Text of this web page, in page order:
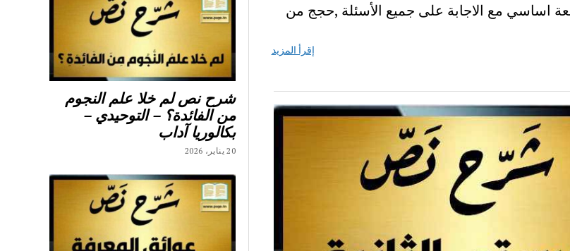
اساسي مع الاجابة على جميع الأسئلة ,حجج من
إقرأ المزيد
شرح نص لم خلا علم النجوم
من الفائدة؟ – التوحيدي –
بكالوريا آداب
20 يناير، 2026